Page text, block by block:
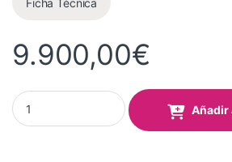
9.900,00€
Innuro DTF I-300 PRO MINI quantity
Añadir